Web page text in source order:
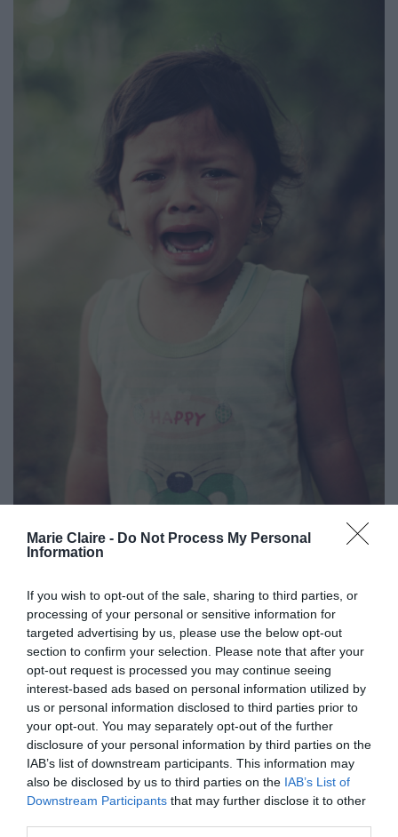
Marie Claire - Do Not Process My Personal
Information
If you wish to opt-out of the sale, sharing to third parties, or
processing of your personal or sensitive information for
targeted advertising by us, please use the below opt-out
section to confirm your selection. Please note that after your
opt-out request is processed you may continue seeing
interest-based ads based on personal information utilized by
us or personal information disclosed to third parties prior to
your opt-out. You may separately opt-out of the further
disclosure of your personal information by third parties on the
IAB’s list of downstream participants. This information may
also be disclosed by us to third parties on the IAB’s List of
Downstream Participants that may further disclose it to other
«Συνέχισε να κλαίει για μία ακόμα ώρα καθώς
την πήγαινα στους γονείς μου για να την
προσέχουν όσο δούλευα», έγραψε ο πατέρας,
που δεν μπορούσε υπό αυτές τις συνθήκες να
πάει το παιδί στο σχολείο.
Η γιαγιά και η θεία του παιδιού ήταν πολύ
εχθρικές απέναντί του και του επεσήμαναν
πόσο άσχημη ήταν η συμπεριφορά απέναντι στο
παιδί. Μάλιστα, του είπαν να απευθυνθεί σε